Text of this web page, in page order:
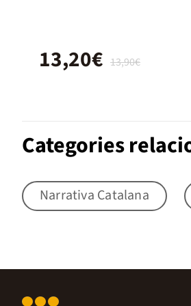
13,90€
13,20€
Categories
Narrativa Catalana